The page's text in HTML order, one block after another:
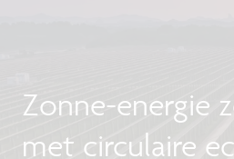
Zonne-energie
met circulaire